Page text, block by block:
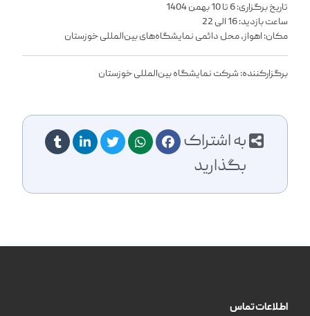
تاریخ برگزاری: 6 تا 10 بهمن 1404
ساعت بازدید: 16 الی 22
مکان: اهواز، محل دائمی نمایشگاه‌های بین‌المللی خوزستان
برگزارکننده: شرکت نمایشگاه بین‌المللی خوزستان
به اشتراک
بگذارید
اطلاعات تماس